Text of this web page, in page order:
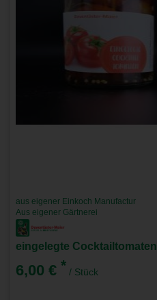
aus eigener Einkoch Manufactur
Aus eigener Gärtnerei
eingelegte Cocktailtomaten
6,00 € * / Stück